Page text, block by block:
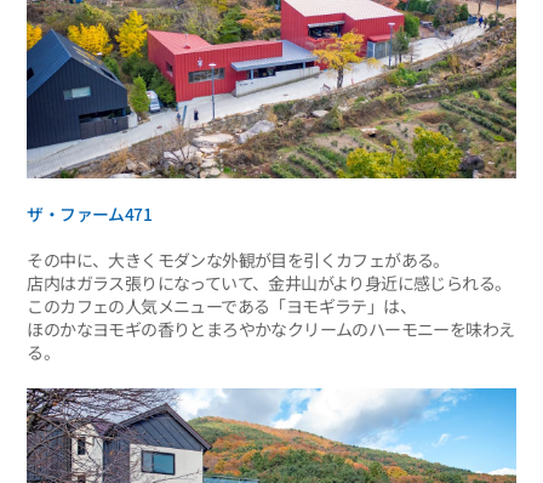
ザ・ファーム471
その中に、大きくモダンな外観が目を引くカフェがある。
店内はガラス張りになっていて、金井山がより身近に感じられる。
このカフェの人気メニューである「ヨモギラテ」は、
ほのかなヨモギの香りとまろやかなクリームのハーモニーを味わえ
る。